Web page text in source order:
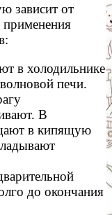
зависит от
применения
в холодильнике
печи.
В
в кипящую
до окончания